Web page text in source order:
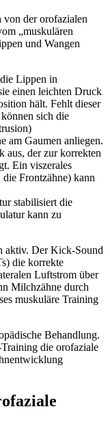
von der orofazialen
„muskulären
und Wangen
Lippen in
einen leichten Druck
hält. Fehlt dieser
sich die
am Gaumen anliegen.
aus, der zur korrekten
Ein viszerales
die Frontzähne) kann
stabilisiert die
kann zu
aktiv. Der Kick-Sound
die korrekte
Luftstrom über
Milchzähne durch
muskuläre Training
Behandlung.
die orofaziale